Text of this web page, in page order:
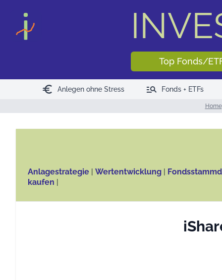
Top Fonds/
euro Anlegen ohne Stress manage_search Fonds + ETFs
Home
Anlagestrategie | Wertentwicklung |
kaufen |